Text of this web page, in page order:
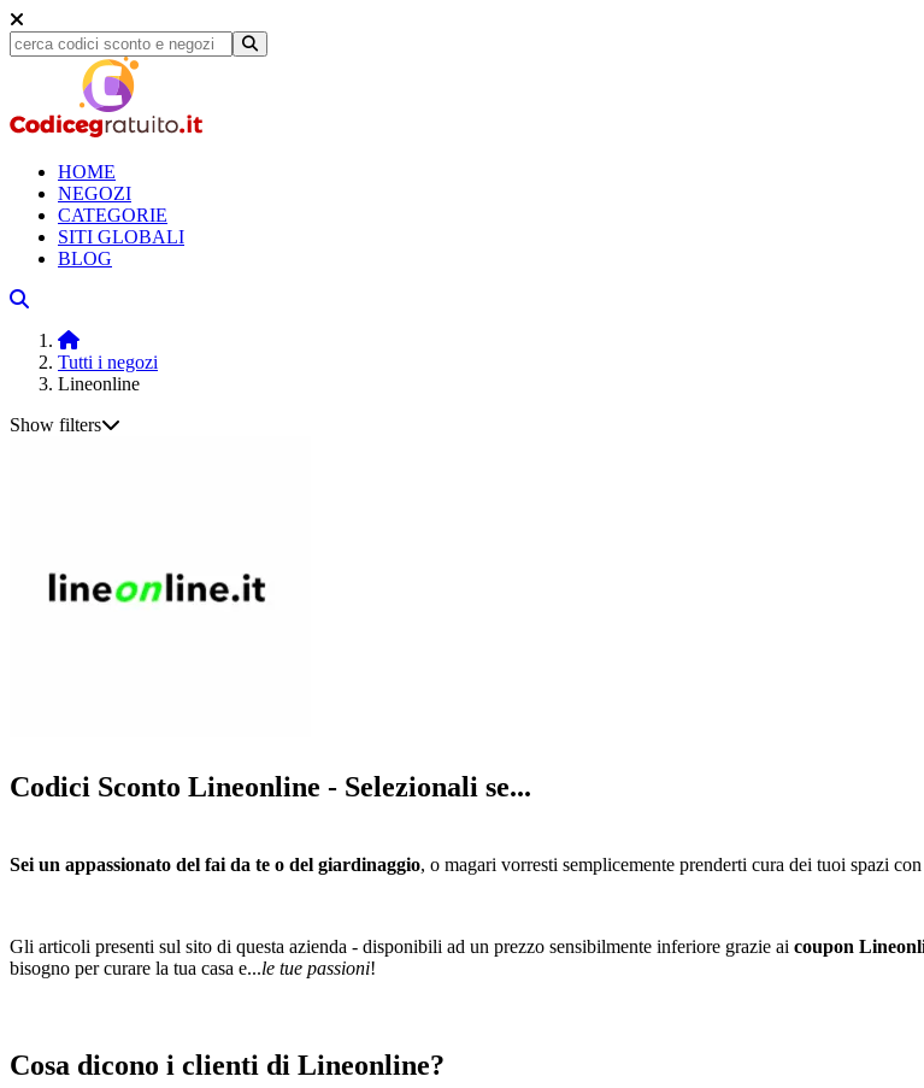
HOME
NEGOZI
CATEGORIE
SITI GLOBALI
BLOG
Tutti i negozi
Lineonline
Show filters
Codici Sconto Lineonline - Selezionali se...
Sei un appassionato del fai da te o del giardinaggio, o magari vorresti semplicemente prenderti cura dei tuoi spazi
Gli articoli presenti sul sito di questa azienda - disponibili ad un prezzo sensibilmente inferiore grazie ai coupon
bisogno per curare la tua casa e...le tue passioni!
Cosa dicono i clienti di Lineonline?